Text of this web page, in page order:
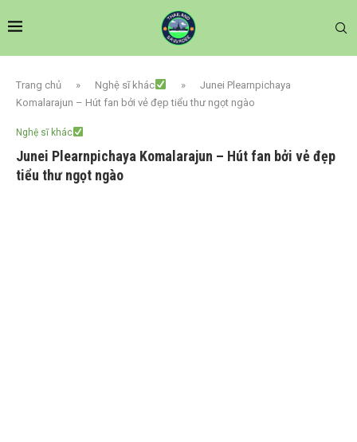
Trang chủ » Nghệ sĩ khác »
Junei Plearnpichaya
Komalarajun – Hút fan bởi vẻ đẹp tiểu thư ngọt ngào
Nghệ sĩ khác
Junei Plearnpichaya Komalarajun – Hút fan bởi vẻ đẹp
tiểu thư ngọt ngào